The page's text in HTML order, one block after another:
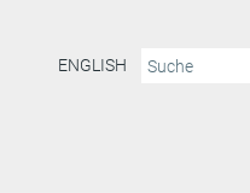
ENGLISH